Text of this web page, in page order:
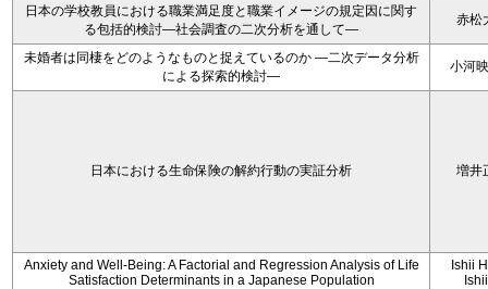
日本の学校教員における職業満足度と職業イメージの規定因に関す
る包括的検討―社会調査の二次分析を通して―
赤松
未婚者は同棲をどのようなものと捉えているのか —二次データ分析
による探索的検討—
小河
日本における生命保険の解約行動の実証分析 増井
Anxiety and Well-Being: A Factorial and Regression Analysis of Life
Satisfaction Determinants in a Japanese Population
Ishii